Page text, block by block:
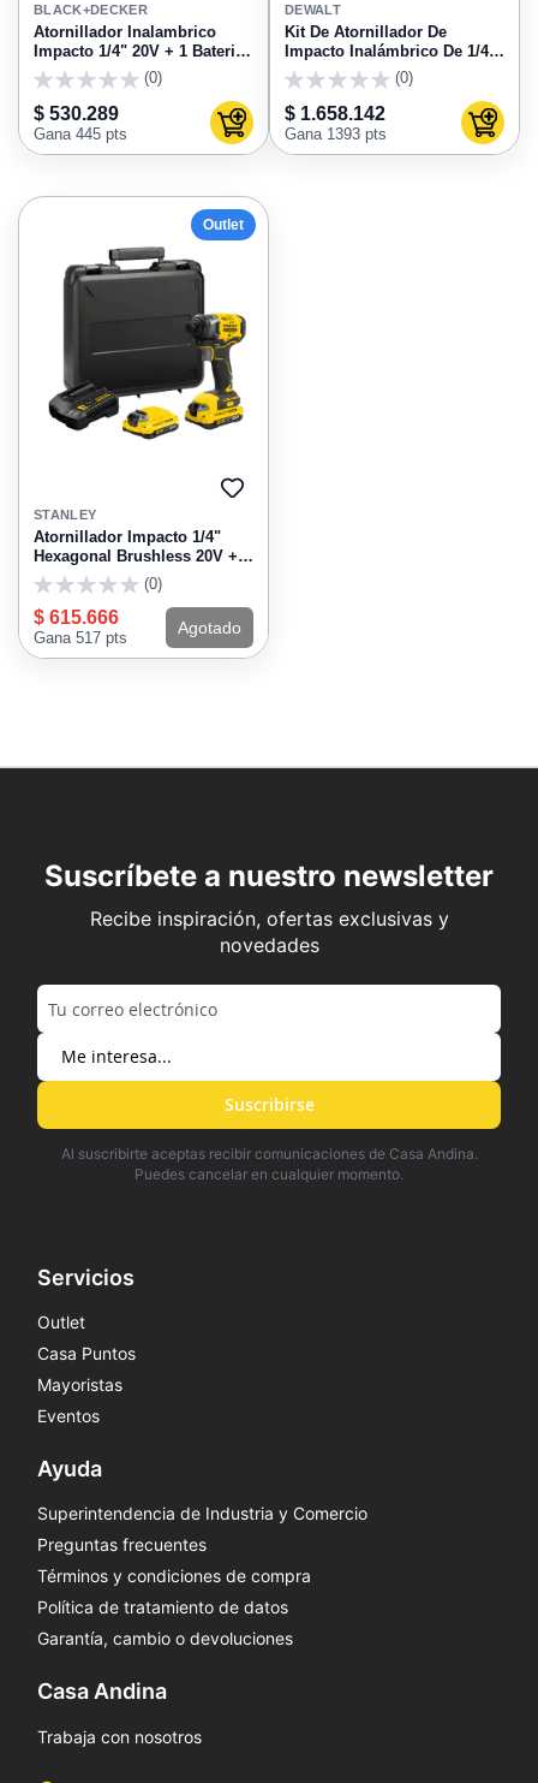
FAVORITOS
BLACK+DECKER
Atornillador Inalambrico
Impacto 1/4" 20V + 1 Bateria
Black&Decker Bdci20C
(0)
$ 530.289
Gana 445 pts Agregar al carrito
DEWALT
Kit De Atornillador De
Impacto Inalámbrico De 1/4"
(6.35 mm) 20V Max Dewalt
(0)
$ 1.658.142
Gana 1393 pts
Outlet
AGREGAR
STANLEY
Atornillador Impacto 1/4"
Hexagonal Brushless 20V + 2
Baterias Stanley SBI810D2K-
B3
(0)
$ 615.666
Gana 517 pts
Agotado
Suscríbete a nuestro newsletter
Recibe inspiración, ofertas exclusivas y
novedades
Suscribirse
Al suscribirte aceptas recibir comunicaciones de Casa Andina.
Puedes cancelar en cualquier momento.
Servicios
Outlet
Casa Puntos
Mayoristas
Eventos
Ayuda
Superintendencia de Industria y Comercio
Preguntas frecuentes
Términos y condiciones de compra
Política de tratamiento de datos
Garantía, cambio o devoluciones
Casa Andina
Trabaja con nosotros